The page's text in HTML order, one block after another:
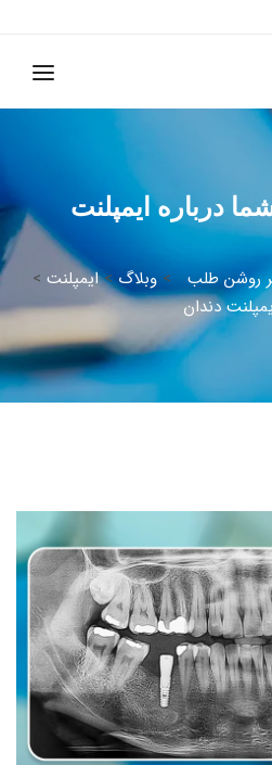
درباره ایمپلنت
روشن طلب >وبلاگ>ایمپلنت >
دندان